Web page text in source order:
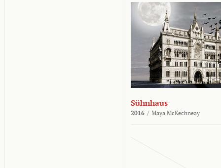
Sühnhaus
2016 / Maya McKechneay